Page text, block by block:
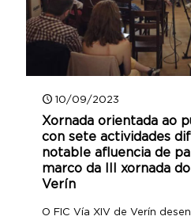
10/09/2023
Xornada orientada ao
con sete actividades
notable afluencia de
marco da III xornada
Verín
O FIC Vía XIV de Verín